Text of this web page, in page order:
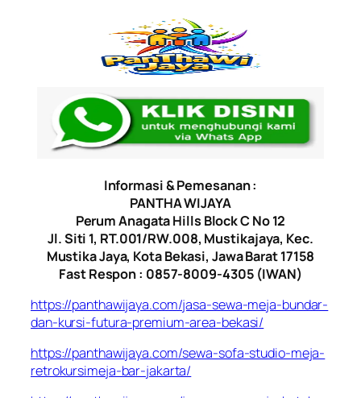
Informasi & Pemesanan :
PANTHA WIJAYA
Perum Anagata Hills Block C No 12
Jl. Siti 1, RT.001/RW.008, Mustikajaya, Kec.
Mustika Jaya, Kota Bekasi, Jawa Barat 17158
Fast Respon : 0857-8009-4305 (IWAN)
https://panthawijaya.com/jasa-sewa-meja-bundar-
dan-kursi-futura-premium-area-bekasi/
https://panthawijaya.com/sewa-sofa-studio-meja-
retrokursimeja-bar-jakarta/